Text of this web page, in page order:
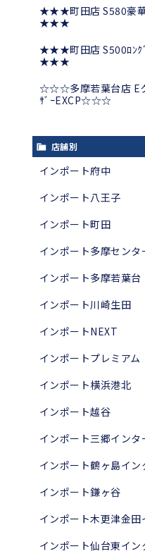
★★★町田店 S580豪華
★★★
★★★町田店 S500ﾛﾝｸ
★★★
☆☆☆多摩若葉台店 E
ｻﾞｰEXCP☆☆☆
店舗別
インポート府中
インポート八王子
インポート町田
インポート多摩センタ
インポート多摩若葉台
インポート川崎生田
インポートNEXT
インポートプレミアム
インポート横浜港北
インポート越谷
インポート三郷インタ
インポート鶴ヶ島イン
インポート鎌ヶ谷
インポート木更津金田
インポート仙台東イン